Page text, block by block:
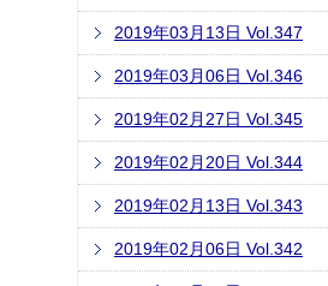
2019年03月13日 Vol.347
2019年03月06日 Vol.346
2019年02月27日 Vol.345
2019年02月20日 Vol.344
2019年02月13日 Vol.343
2019年02月06日 Vol.342